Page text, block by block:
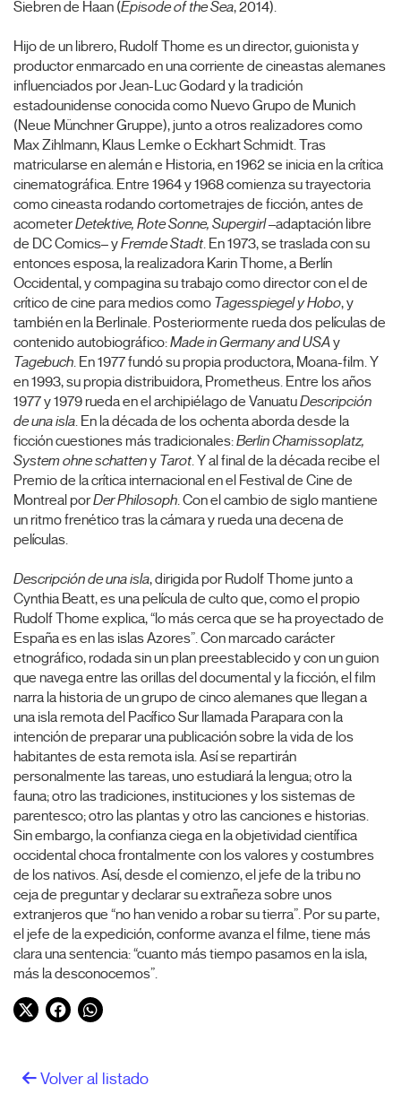
Siebren de Haan (Episode of the Sea, 2014).
Hijo de un librero, Rudolf Thome es un director, guionista y
productor enmarcado en una corriente de cineastas alemanes
influenciados por Jean-Luc Godard y la tradición
estadounidense conocida como Nuevo Grupo de Munich
(Neue Münchner Gruppe), junto a otros realizadores como
Max Zihlmann, Klaus Lemke o Eckhart Schmidt. Tras
matricularse en alemán e Historia, en 1962 se inicia en la crítica
cinematográfica. Entre 1964 y 1968 comienza su trayectoria
como cineasta rodando cortometrajes de ficción, antes de
acometerDetektive, Rote Sonne, Supergirl–adaptación libre
de DC Comics– yFremde Stadt. En 1973, se traslada con su
entonces esposa, la realizadora Karin Thome, a Berlín
Occidental, y compagina su trabajo como director con el de
crítico de cine para medios como Tagesspiegel y Hobo, y
también en la Berlinale. Posteriormente rueda dos películas de
contenido autobiográfico:Made in Germany and USAy
Tagebuch. En 1977 fundó su propia productora, Moana-film. Y
en 1993, su propia distribuidora, Prometheus. Entre los años
1977 y 1979 rueda en el archipiélago de VanuatuDescripción
de una isla. En la década de los ochenta aborda desde la
ficción cuestiones más tradicionales:Berlin Chamissoplatz,
System ohne schatteny Tarot. Y al final de la década recibe el
Premio de la crítica internacional en el Festival de Cine de
Montreal porDer Philosoph. Con el cambio de siglo mantiene
un ritmo frenético tras la cámara y rueda una decena de
películas.
Descripción de una isla, dirigida por Rudolf Thome junto a
Cynthia Beatt, es una película de culto que, como el propio
Rudolf Thome explica, “lo más cerca que se ha proyectado de
España es en las islas Azores”. Con marcado carácter
etnográfico, rodada sin un plan preestablecido y con un guion
que navega entre las orillas del documental y la ficción, el film
narra la historia de un grupo de cinco alemanes que llegan a
una isla remota del Pacífico Sur llamada Parapara con la
intención de preparar una publicación sobre la vida de los
habitantes de esta remota isla. Así se repartirán
personalmente las tareas, uno estudiará la lengua; otro la
fauna; otro las tradiciones, instituciones y los sistemas de
parentesco; otro las plantas y otro las canciones e historias.
Sin embargo, la confianza ciega en la objetividad científica
occidental choca frontalmente con los valores y costumbres
de los nativos. Así, desde el comienzo, el jefe de la tribu no
ceja de preguntar y declarar su extrañeza sobre unos
extranjeros que “no han venido a robar su tierra”. Por su parte,
el jefe de la expedición, conforme avanza el filme, tiene más
clara una sentencia: “cuanto más tiempo pasamos en la isla,
más la desconocemos”.
Twitter
Facebook
WhatsApp
Volver al listado